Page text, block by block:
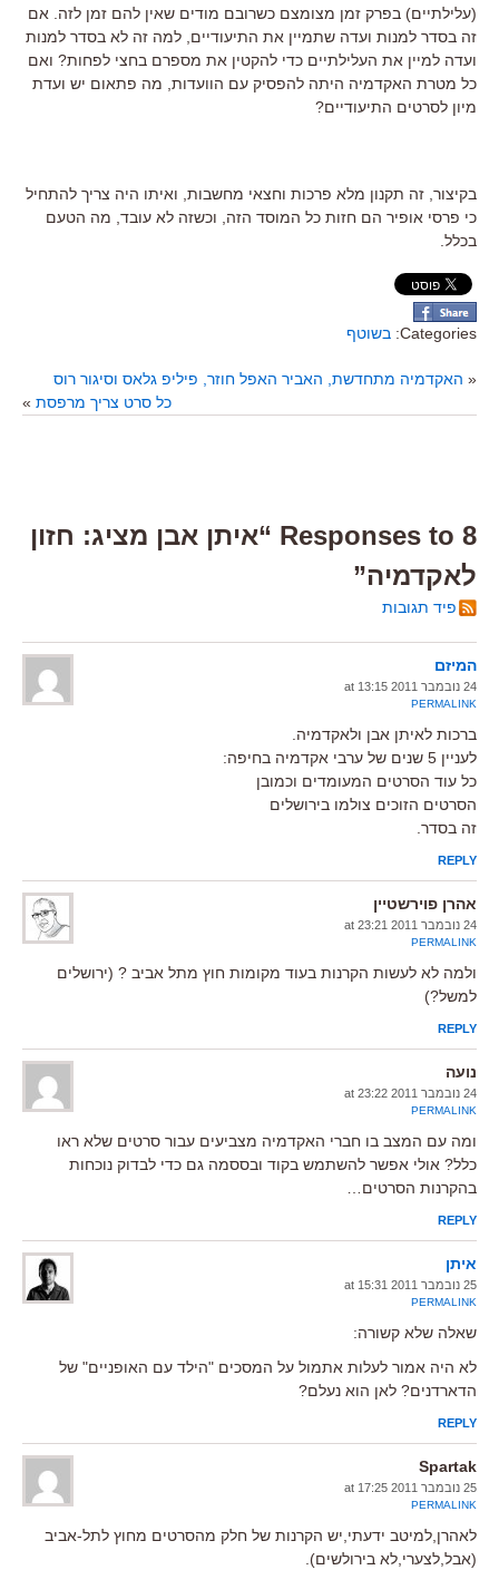
(עלילתיים) בפרק זמן מצומצם כשרובם מודים שאין להם זמן לזה. אם
זה בסדר למנות ועדה שתמיין את התיעודיים, למה זה לא בסדר למנות
ועדה למיין את העלילתיים כדי להקטין את מספרם בחצי לפחות? ואם
כל מטרת האקדמיה היתה להפסיק עם הוועדות, מה פתאום יש ועדת
מיון לסרטים התיעודיים?
בקיצור, זה תקנון מלא פרכות וחצאי מחשבות, ואיתו היה צריך להתחיל
כי פרסי אופיר הם חזות כל המוסד הזה, וכשזה לא עובד, מה הטעם
בכלל.
Categories: בשוטף
« האקדמיה מתחדשת, האביר האפל חוזר, פיליפ גלאס וסיגור רוס
כל סרט צריך מרפסת »
8 Responses to “איתן אבן מציג: חזון
לאקדמיה”
פיד תגובות
המיזם
24 נובמבר 2011 at 13:15
PERMALINK
ברכות לאיתן אבן ולאקדמיה.
לעניין 5 שנים של ערבי אקדמיה בחיפה:
כל עוד הסרטים המעומדים וכמובן
הסרטים הזוכים צולמו בירושלים
זה בסדר.
REPLY
אהרן פוירשטיין
24 נובמבר 2011 at 23:21
PERMALINK
ולמה לא לעשות הקרנות בעוד מקומות חוץ מתל אביב ? (ירושלים
למשל?)
REPLY
נועה
24 נובמבר 2011 at 23:22
PERMALINK
ומה עם המצב בו חברי האקדמיה מצביעים עבור סרטים שלא ראו
כלל? אולי אפשר להשתמש בקוד ובססמה גם כדי לבדוק נוכחות
בהקרנות הסרטים…
REPLY
איתן
25 נובמבר 2011 at 15:31
PERMALINK
שאלה שלא קשורה:
לא היה אמור לעלות אתמול על המסכים "הילד עם האופניים" של
הדארדנים? לאן הוא נעלם?
REPLY
Spartak
25 נובמבר 2011 at 17:25
PERMALINK
לאהרן,למיטב ידעתי,יש הקרנות של חלק מהסרטים מחוץ לתל-אביב
(אבל,לצערי,לא בירולשים).